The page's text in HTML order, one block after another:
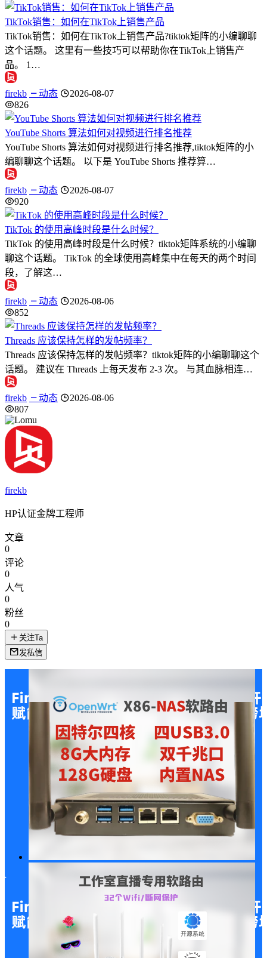
TikTok销售：如何在TikTok上销售产品
TikTok销售：如何在TikTok上销售产品?tiktok矩阵的小编聊聊
这个话题。 这里有一些技巧可以帮助你在TikTok上销售产
品。 1…
firekb 动态
2026-08-07
826
YouTube Shorts 算法如何对视频进行排名推荐
YouTube Shorts 算法如何对视频进行排名推荐,tiktok矩阵的小
编聊聊这个话题。 以下是 YouTube Shorts 推荐算…
firekb 动态
2026-08-07
920
TikTok 的使用高峰时段是什么时候？
TikTok 的使用高峰时段是什么时候？tiktok矩阵系统的小编聊
聊这个话题。 TikTok 的全球使用高峰集中在每天的两个时间
段，了解这…
firekb 动态
2026-08-06
852
Threads 应该保持怎样的发帖频率？
Threads 应该保持怎样的发帖频率？tiktok矩阵的小编聊聊这个
话题。 建议在 Threads 上每天发布 2-3 次。 与其血脉相连…
firekb 动态
2026-08-06
807
firekb
HP认证金牌工程师
文章
0
评论
0
人气
0
粉丝
0
关注Ta
发私信